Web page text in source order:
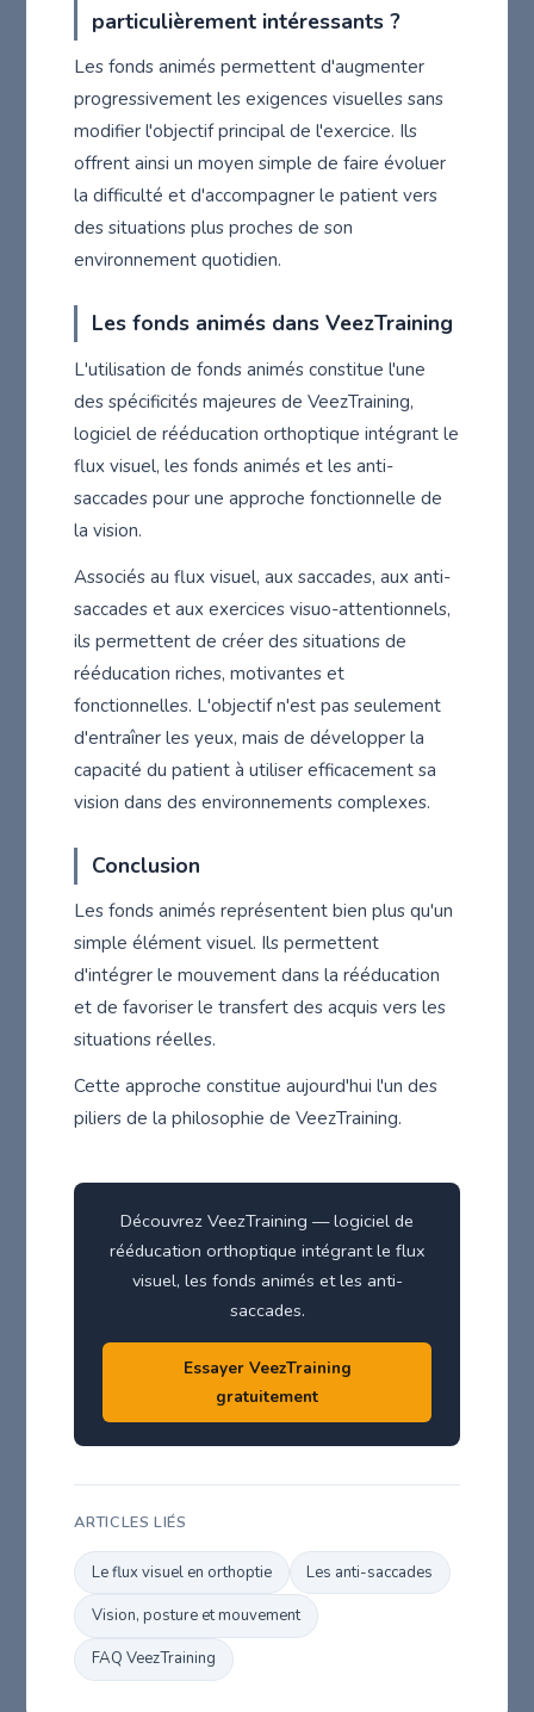
particulièrement intéressants ?
Les fonds animés permettent d'augmenter
progressivement les exigences visuelles sans
modifier l'objectif principal de l'exercice. Ils
offrent ainsi un moyen simple de faire évoluer
la difficulté et d'accompagner le patient vers
des situations plus proches de son
environnement quotidien.
Les fonds animés dans VeezTraining
L'utilisation de fonds animés constitue l'une
des spécificités majeures de VeezTraining,
logiciel de rééducation orthoptique intégrant le
flux visuel, les fonds animés et les anti-
saccades pour une approche fonctionnelle de
la vision.
Associés au flux visuel, aux saccades, aux anti-
saccades et aux exercices visuo-attentionnels,
ils permettent de créer des situations de
rééducation riches, motivantes et
fonctionnelles. L'objectif n'est pas seulement
d'entraîner les yeux, mais de développer la
capacité du patient à utiliser efficacement sa
vision dans des environnements complexes.
Conclusion
Les fonds animés représentent bien plus qu'un
simple élément visuel. Ils permettent
d'intégrer le mouvement dans la rééducation
et de favoriser le transfert des acquis vers les
situations réelles.
Cette approche constitue aujourd'hui l'un des
piliers de la philosophie de VeezTraining.
Découvrez VeezTraining — logiciel de
rééducation orthoptique intégrant le flux
visuel, les fonds animés et les anti-
saccades.
Essayer VeezTraining
gratuitement
ARTICLES LIÉS
Le flux visuel en orthoptie Les anti-saccades
Vision, posture et mouvement
FAQ VeezTraining